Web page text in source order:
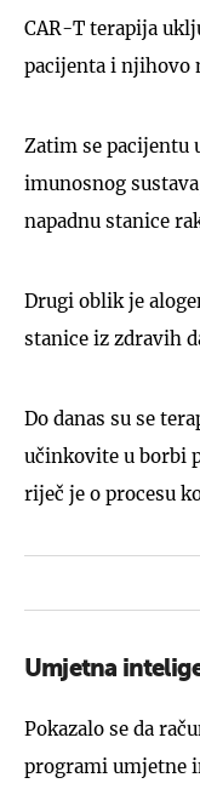
CAR-T terapija
pacijenta i njihovo
Zatim se pacijentu
imunosnog
napadnu stanice
Drugi oblik je
stanice iz zdravih
Do danas su se
učinkovite u borbi
riječ je o procesu
Umjetna
Pokazalo se da
programi umjetne